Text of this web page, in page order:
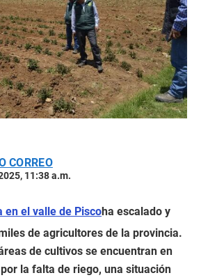
CORREO
11:38 a.m.
en el valle de Piscoha escalado y
de agricultores de la provincia.
de cultivos se encuentran en
la falta de riego, una situación